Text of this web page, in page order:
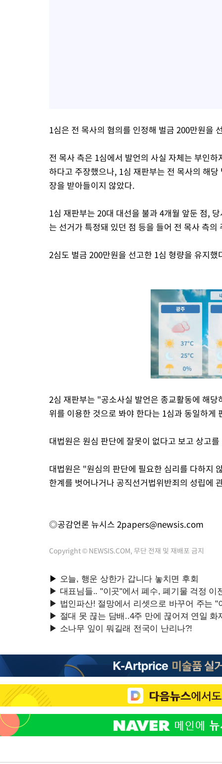
1심은 전 목사의 혐의를 인정해 벌금 200만원을
전 목사 측은 1심에서 발언의 사실 자체는 부인
하다고 주장했으나, 1심 재판부는 전 목사의 해
장을 받아들이지 않았다.
1심 재판부는 20대 대선을 불과 4개월 앞둔 점,
는 선거가 특정돼 있던 점 등을 들어 전 목사 측의
2심도 벌금 200만원을 선고한 1심 형량을 유지했
2심 재판부는 "공소사실 발언은 종교활동에 해
위를 이용한 것으로 봐야 한다는 1심과 동일하게
대법원은 원심 판단에 잘못이 없다고 보고 상고
대법원은 "원심의 판단에 필요한 심리를 다하지
한계를 벗어나거나 공직선거법위반죄의 성립에
◎공감언론 뉴시스 2papers@newsis.com
Copyright © NEWSIS.COM, 무단 전재 및 재배포 금지